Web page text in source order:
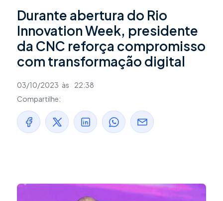
Durante abertura do Rio
Innovation Week, presidente
da CNC reforça compromisso
com transformação digital
03/10/2023 às
22:38
Compartilhe: